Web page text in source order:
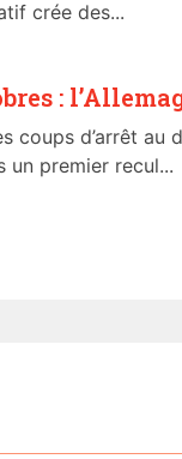
crée des...
:
coups d’arrêt au
un premier recul...